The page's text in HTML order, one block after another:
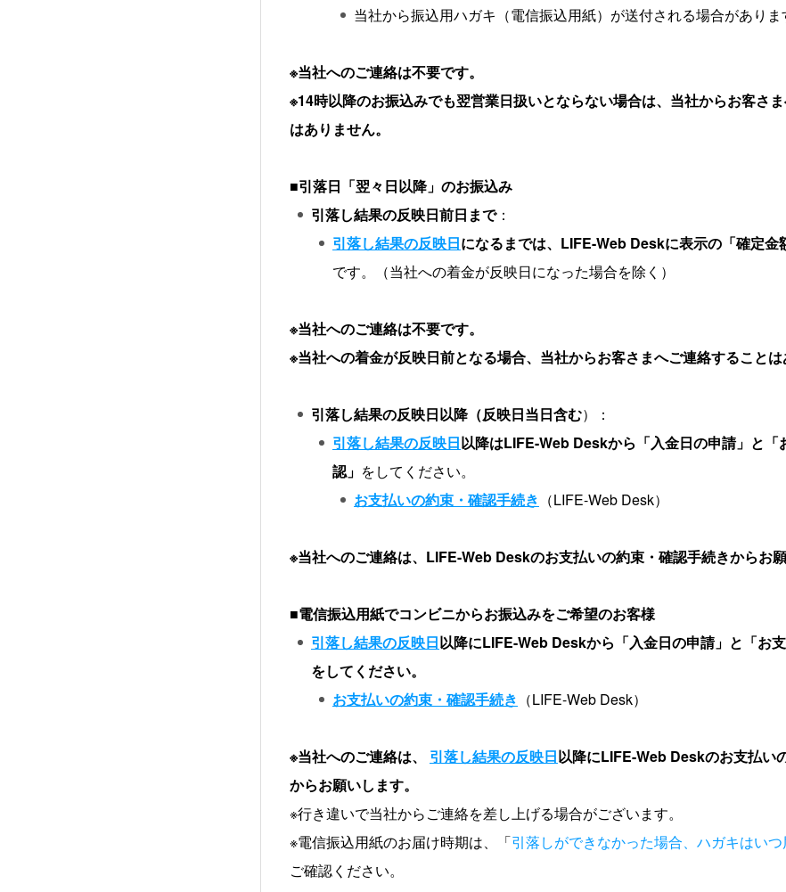
当社から振込用ハガキ（電信振込用紙）が送付される場合がありま
※当社へのご連絡は不要です。
※14時以降のお振込みでも翌営業日扱いとならない場合は、当社からお客さ
はありません。
■引落日「翌々日以降」のお振込み
引落し結果の反映日前日まで：
引落し結果の反映日になるまでは、LIFE-Web Deskに表示の「確定金
です。（当社への着金が反映日になった場合を除く）
※当社へのご連絡は不要です。
※当社への着金が反映日前となる場合、当社からお客さまへご連絡することは
引落し結果の反映日以降（反映日当日含む）：
引落し結果の反映日以降はLIFE-Web Deskから「入金日の申請」と「
認」 をしてください。
お支払いの約束・確認手続き （LIFE-Web Desk）
※当社へのご連絡は、LIFE-Web Deskのお支払いの約束・確認手続きからお願
■電信振込用紙でコンビニからお振込みをご希望のお客様
引落し結果の反映日以降にLIFE-Web Deskから「入金日の申請」と「お支
をしてください。
お支払いの約束・確認手続き （LIFE-Web Desk）
※当社へのご連絡は、 引落し結果の反映日以降にLIFE-Web Deskのお支払い
からお願いします。
※行き違いで当社からご連絡を差し上げる場合がございます。
※電信振込用紙のお届け時期は、「引落しができなかった場合、ハガキはいつ
ご確認ください。